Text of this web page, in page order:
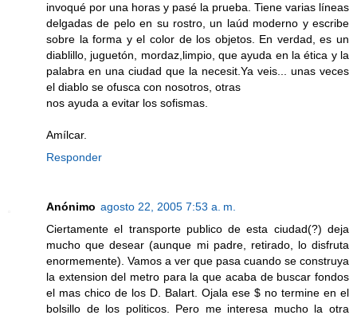
invoqué por una horas y pasé la prueba. Tiene varias líneas
delgadas de pelo en su rostro, un laúd moderno y escribe
sobre la forma y el color de los objetos. En verdad, es un
diablillo, juguetón, mordaz,limpio, que ayuda en la ética y la
palabra en una ciudad que la necesit.Ya veis... unas veces
el diablo se ofusca con nosotros, otras
nos ayuda a evitar los sofismas.
Amílcar.
Responder
Anónimo agosto 22, 2005 7:53 a. m.
Ciertamente el transporte publico de esta ciudad(?) deja
mucho que desear (aunque mi padre, retirado, lo disfruta
enormemente). Vamos a ver que pasa cuando se construya
la extension del metro para la que acaba de buscar fondos
el mas chico de los D. Balart. Ojala ese $ no termine en el
bolsillo de los politicos. Pero me interesa mucho la otra